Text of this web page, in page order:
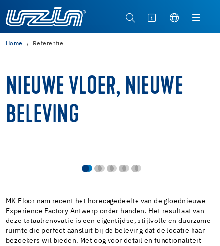
Home Referentie
NIEUWE VLOER, NIEUWE
BELEVING
MK Floor nam recent het horecagedeelte van de gloednieuwe
Experience Factory Antwerp onder handen. Het resultaat van
deze totaalrenovatie is een eigentijdse, stijlvolle en duurzame
ruimte die perfect aansluit bij de beleving dat de locatie haar
bezoekers wil bieden. Met oog voor detail en functionaliteit